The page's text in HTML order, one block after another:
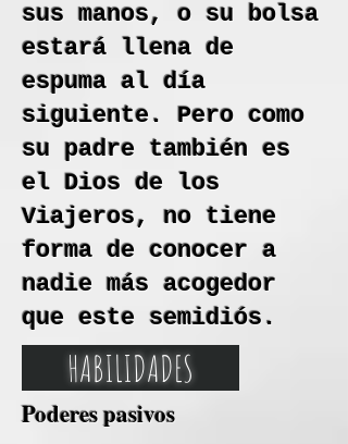
sus manos, o su bolsa
estará llena de
espuma al día
siguiente. Pero como
su padre también es
el Dios de los
Viajeros, no tiene
forma de conocer a
nadie más acogedor
que este semidiós.
HABILIDADES
Poderes pasivos